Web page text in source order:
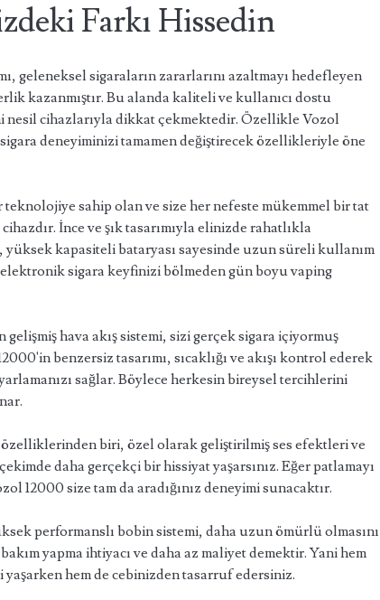
Farkı Hissedin
geleneksel sigaraların zararlarını azaltmayı hedefleyen
kazanmıştır. Bu alanda kaliteli ve kullanıcı dostu
cihazlarıyla dikkat çekmektedir. Özellikle Vozol
deneyiminizi tamamen değiştirecek özellikleriyle öne
sahip olan ve size her nefeste mükemmel bir tat
İnce ve şık tasarımıyla elinizde rahatlıkla
yüksek kapasiteli bataryası sayesinde uzun süreli kullanım
elektronik sigara keyfinizi bölmeden gün boyu vaping
hava akış sistemi, sizi gerçek sigara içiyormuş
benzersiz tasarımı, sıcaklığı ve akışı kontrol ederek
sağlar. Böylece herkesin bireysel tercihlerini
özelliklerinden biri, özel olarak geliştirilmiş ses efektleri ve
daha gerçekçi bir hissiyat yaşarsınız. Eğer patlamayı
12000 size tam da aradığınız deneyimi sunacaktır.
performanslı bobin sistemi, daha uzun ömürlü olmasını
yapma ihtiyacı ve daha az maliyet demektir. Yani hem
hem de cebinizden tasarruf edersiniz.